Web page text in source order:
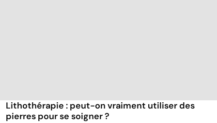
Lithothérapie : peut-on vraiment utiliser des
pierres pour se soigner ?